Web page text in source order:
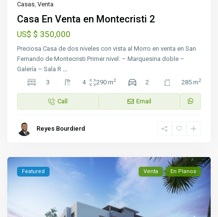
Casas,Venta
Casa En Venta en Montecristi 2
US$ $ 350,000
Preciosa Casa de dos niveles con vista al Morro en venta en San
Fernando de Montecristi Primer nivel: – Marquesina doble –
Galería – Sala R ...
3
4 290 m2 2 285 m2
Call Email
Reyes Bourdierd
Featured Venta En Planos